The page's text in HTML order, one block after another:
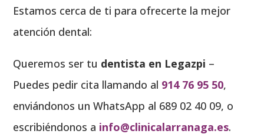
Estamos cerca de ti para ofrecerte la mejor
atención dental:
Queremos ser tu dentista en Legazpi –
Puedes pedir cita llamando al 914 76 95 50,
enviándonos un WhatsApp al 689 02 40 09, o
escribiéndonos a info@clinicalarranaga.es.